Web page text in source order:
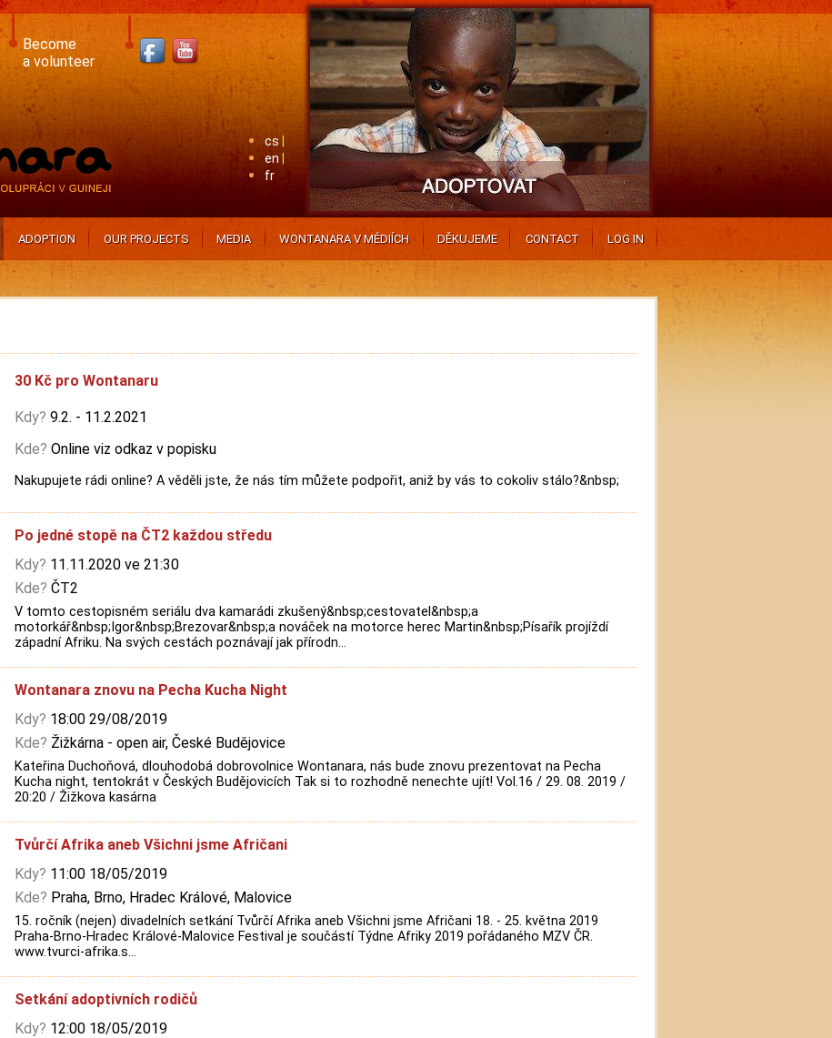
Become
a volunteer
cs
en
fr
ADOPTION OUR PROJECTS MEDIA WONTANARA V MÉDIÍCH DĚKUJEME CONTACT LOG IN
30 Kč pro Wontanaru
Kdy? 9.2. - 11.2.2021
Kde? Online viz odkaz v popisku
Nakupujete rádi online? A věděli jste, že nás tím můžete podpořit, aniž by vás to cokoliv stálo?&nbsp;
Po jedné stopě na ČT2 každou středu
Kdy? 11.11.2020 ve 21:30
Kde? ČT2
V tomto cestopisném seriálu dva kamarádi zkušený&nbsp;cestovatel&nbsp;a
motorkář&nbsp;Igor&nbsp;Brezovar&nbsp;a nováček na motorce herec Martin&nbsp;Písařík projíždí
západní Afriku. Na svých cestách poznávají jak přírodn...
Wontanara znovu na Pecha Kucha Night
Kdy? 18:00 29/08/2019
Kde? Žižkárna - open air, České Budějovice
Kateřina Duchoňová, dlouhodobá dobrovolnice Wontanara, nás bude znovu prezentovat na Pecha
Kucha night, tentokrát v Českých Budějovicích Tak si to rozhodně nenechte ujít! Vol.16 / 29. 08. 2019 /
20:20 / Žižkova kasárna
Tvůrčí Afrika aneb Všichni jsme Afričani
Kdy? 11:00 18/05/2019
Kde? Praha, Brno, Hradec Králové, Malovice
15. ročník (nejen) divadelních setkání Tvůrčí Afrika aneb Všichni jsme Afričani 18. - 25. května 2019
Praha-Brno-Hradec Králové-Malovice Festival je součástí Týdne Afriky 2019 pořádaného MZV ČR.
www.tvurci-afrika.s...
Setkání adoptivních rodičů
Kdy? 12:00 18/05/2019